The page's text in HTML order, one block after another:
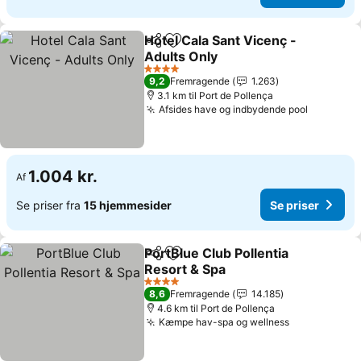
Del Føj til favoritter
Hotel Cala Sant Vicenç -
Adults Only
Se priser
4 Stjerner
9,2 Fremragende
1.263
3.1 km til Port de Pollença
Afsides have og indbydende pool
Af 1.004 kr.
Se priser fra 15 hjemmesider Se priser
Del Føj til favoritter
PortBlue Club Pollentia
Resort & Spa
Se priser
4 Stjerner
8,6 Fremragende
14.185
4.6 km til Port de Pollença
Kæmpe hav-spa og wellnessSe priser